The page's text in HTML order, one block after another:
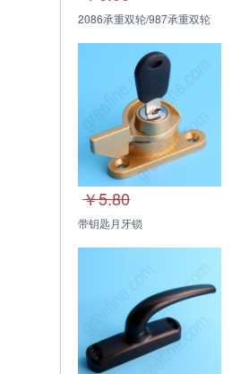
2086承重双轮/987承重双轮
￥5.80
带钥匙月牙锁